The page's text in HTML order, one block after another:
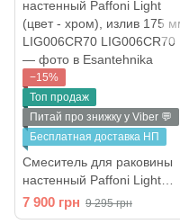
−15%
Топ продаж
Питай про знижку у Viber 💬
Бесплатная доставка НП
Смеситель для раковины
настенный Paffoni Light
(цвет - хром), излив 175 мм
LIG006CR70
7 900 грн 9 295 грн